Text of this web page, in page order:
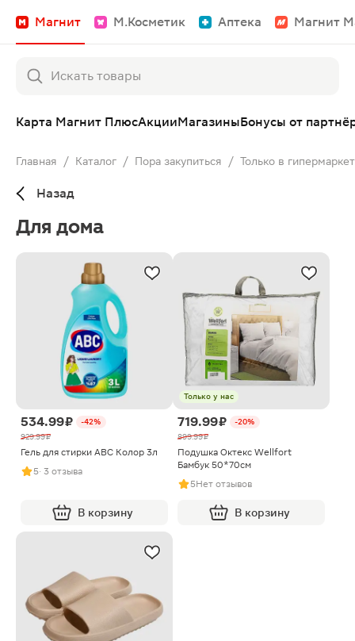
Магнит М.Косметик Аптека Магнит
Карта Магнит ПлюсАкцииМагазиныБонусы от
Главная / Каталог / Пора закупиться / Только в
Назад
Для дома
534.99 ₽
-42%
929.99 ₽
Гель для стирки ABC Колор 3л
5· 3 отзыва
В корзину
Только у нас
719.99 ₽
-20%
899.99 ₽
Подушка Октекс Wellfort
Бамбук 50*70см
5Нет отзывов
В корзину